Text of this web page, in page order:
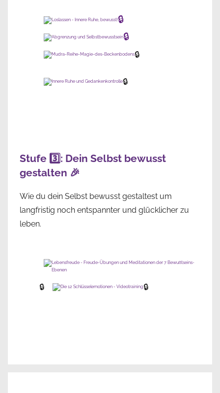
🔒
🔒
🔒
🔒
Stufe 3️⃣: Dein Selbst bewusst
gestalten 🎉
Wie du dein Selbst bewusst gestaltest um
langfristig noch entspannter und glücklicher zu
leben.
🔒 🔒